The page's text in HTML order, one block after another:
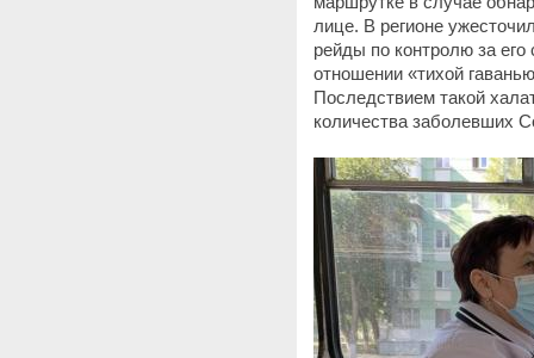
лице. В регионе
рейды по контролю за
отношении «тихой
Последствием такой
количества заболевших